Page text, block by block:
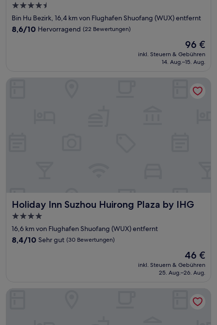
4.5-
Sterne-
Unterkunft
Bin Hu Bezirk, 16,4 km von Flughafen Shuofang (WUX) entfernt
8.6
8,6/10 Hervorragend (22 Bewertungen)
Der
Preis
beträgt
96 €
inkl. Steuern & Gebühren
14. Aug.–15. Aug.
Holiday Inn Suzhou Huirong Plaza by IHG
Holiday Inn Suzhou Huirong Plaza by IHG
4.0-
Sterne-
Unterkunft
16,6 km von Flughafen Shuofang (WUX) entfernt
8.4
Bewertungen)
8,4/10 Sehr gut (30 Bewertungen)
Der
Preis
beträgt
46 €
inkl. Steuern & Gebühren
25. Aug.–26. Aug.
Holiday Inn Suzhou Huirong Plaza by IHG